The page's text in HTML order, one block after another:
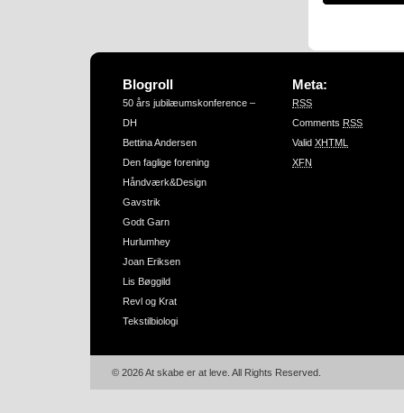
Blogroll
50 års jubilæumskonference –
DH
Bettina Andersen
Den faglige forening
Håndværk&Design
Gavstrik
Godt Garn
Hurlumhey
Joan Eriksen
Lis Bøggild
Revl og Krat
Tekstilbiologi
Meta:
RSS
Comments RSS
Valid XHTML
XFN
© 2026 At skabe er at leve. All Rights Reserved.